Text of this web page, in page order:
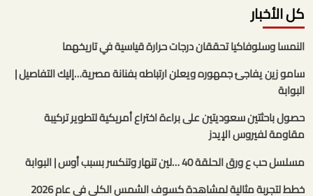
كل الأخبار
النمسا وسلوفاكيا تحققان درجات حرارة قياسية في تاريخهما
سامو زين يفاجئ جمهوره ويعلن ارتباطه بفنانة مصرية…إليك التفاصيل |
البوابة
حصول باحثتين سعوديتين على براءة اختراع أمريكية لتطوير تركيبة
مقاومة لفيروس الإيدز
مسلسل حب ع ورق الحلقة 40 …لين تنهار وتنكسر بسبب أوس | البوابة
خطط لتجربة مثالية لمشاهدة كسوف الشمس الكلي في عام 2026